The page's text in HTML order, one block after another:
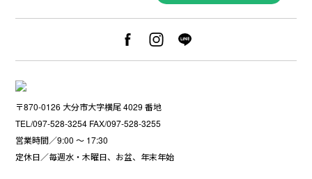
〒870-0126 大分市大字横尾 4029 番地
TEL/097-528-3254 FAX/097-528-3255
営業時間／9:00 〜 17:30
定休日／毎週水・木曜日、お盆、年末年始